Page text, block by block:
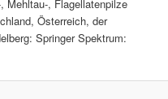
Mehltau-, Flagellatenpilze
Österreich, der
Springer Spektrum: